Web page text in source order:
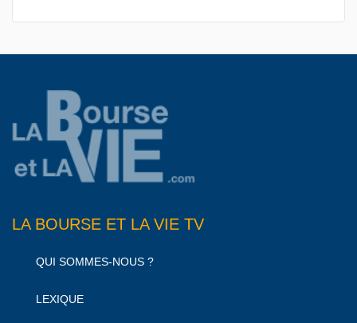
LA BOURSE ET LA VIE TV
QUI SOMMES-NOUS ?
LEXIQUE